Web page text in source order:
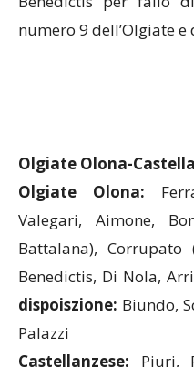
numero 9 dell’Olgiate
Olgiate Olona:
Valegari, Aimone,
Battalana),
Benedictis, Di Nola,
dispoiszione: Biundo,
Palazzi
Castellanzese: